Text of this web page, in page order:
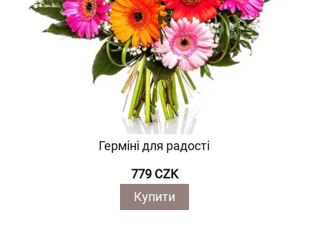
Герміні для радості
779 CZK
Купити